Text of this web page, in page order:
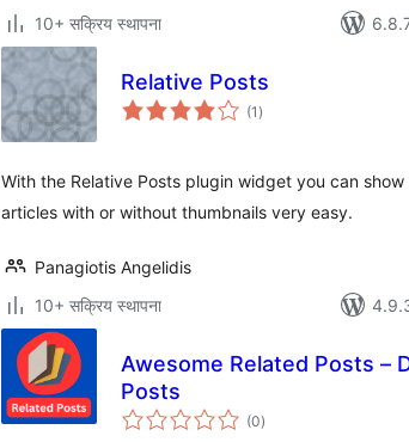
10+ सक्रिय स्थापना
Relative Posts
(1 कुल
रेटिङ्गहरू
)
With the Relative Posts plugin widget you can
articles with or without thumbnails very easy.
Panagiotis Angelidis
10+ सक्रिय स्थापना
Awesome Related Posts –
Posts
(0कुल
रेटिङ्गहरू
)